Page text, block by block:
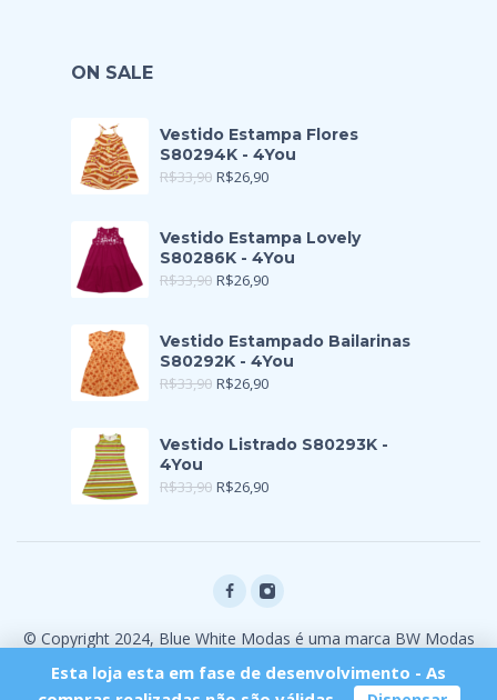
ON SALE
Vestido Estampa Flores
S80294K - 4You
R$33,90 R$26,90
Vestido Estampa Lovely
S80286K - 4You
R$33,90 R$26,90
Vestido Estampado Bailarinas
S80292K - 4You
R$33,90 R$26,90
Vestido Listrado S80293K -
4You
R$33,90 R$26,90
© Copyright 2024, Blue White Modas é uma marca BW Modas
Esta loja esta em fase de desenvolvimento - As